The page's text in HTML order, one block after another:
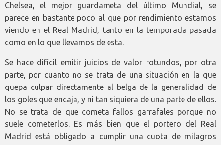
Chelsea, el mejor guardameta del último Mundial, se
parece en bastante poco al que por rendimiento estamos
viendo en el Real Madrid, tanto en la temporada pasada
como en lo que llevamos de esta.
Se hace difícil emitir juicios de valor rotundos, por otra
parte, por cuanto no se trata de una situación en la que
quepa culpar directamente al belga de la generalidad de
los goles que encaja, y ni tan siquiera de una parte de ellos.
No se trata de que cometa fallos garrafales porque no
suele cometerlos. Es más bien que el portero del Real
Madrid está obligado a cumplir una cuota de milagros